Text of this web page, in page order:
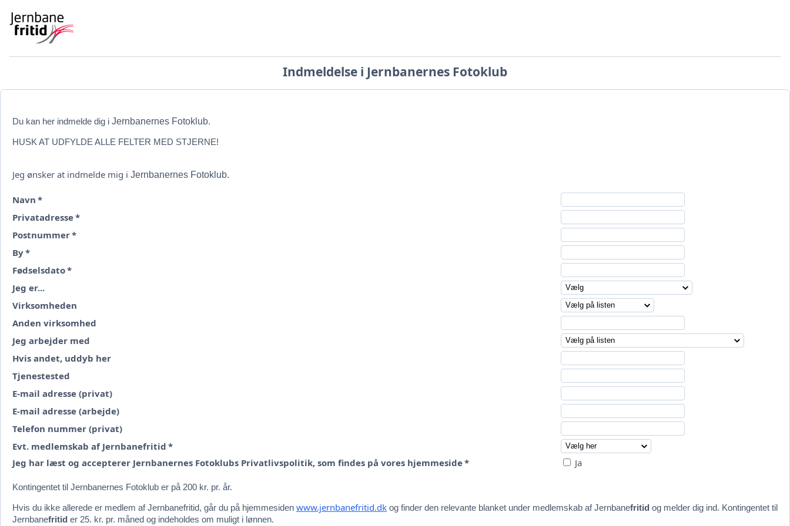
Indmeldelse i Jernbanernes Fotoklub
Du kan her indmelde dig i Jernbanernes Fotoklub.
HUSK AT UDFYLDE ALLE FELTER MED STJERNE!
Jeg ønsker at indmelde mig i Jernbanernes Fotoklub.
Navn *
Privatadresse*
Postnummer*
By*
Fødselsdato*
Jeg er...
Virksomheden
Anden virksomhed
Jeg arbejder med
Hvis andet, uddyb her
Tjenestested
E-mail adresse (privat)
E-mail adresse (arbejde)
Telefon nummer (privat)
Evt. medlemskab af Jernbanefritid *
Jeg har læst og accepterer Jernbanernes Fotoklubs Privatlivspolitik, som findes på vores hjemmeside* Ja
Kontingentet til Jernbanernes Fotoklub er på 200 kr. pr. år.
Hvis du ikke allerede er medlem af Jernbanefritid, går du på hjemmesiden www.jernbanefritid.dk og finder den relevante blanket under medlemskab af Jernbanefritid og melder dig ind. Kontingentet til
Jernbanefritid er 25. kr. pr. måned og indeholdes om muligt i lønnen.